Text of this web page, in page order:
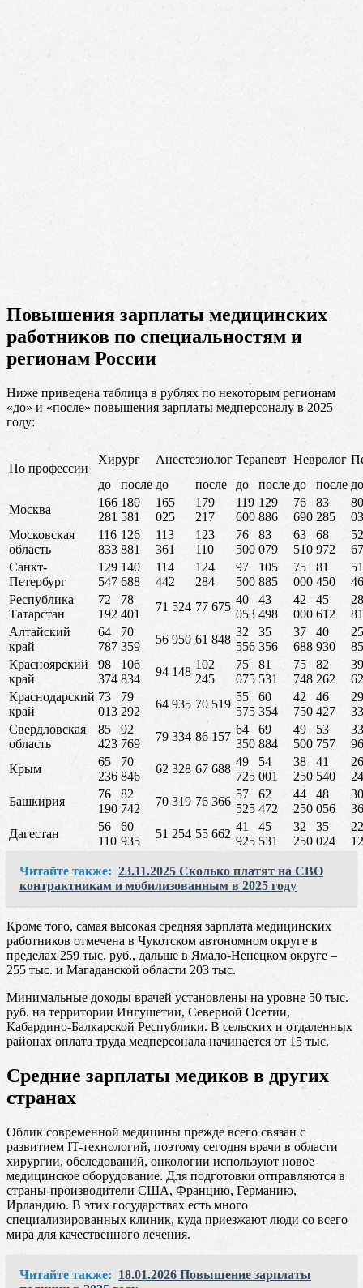
Повышения зарплаты медицинских
работников по специальностям и
регионам России
Ниже приведена таблица в рублях по некоторым регионам
«до» и «после» повышения зарплаты медперсоналу в 2025
году:
По профессии
Хирург Анестезиолог Терапевт Невролог
до
после до после до после до после до
Москва
166
281
180
581
165
025
179
217
119
600
129
886
76
690
83
285
80
Московская
область
116
833
126
881
113
361
123
110
76
500
83
079
63
510
68
972
52
Санкт-
Петербург
129
547
140
688
114
442
124
284
97
500
105
885
75
000
81
450
51
Республика
Татарстан
72
192
78
401
71 524 77 675
40
053
43
498
42
000
45
612
28
Алтайский
край
64
787
70
359
56 950 61 848
32
556
35
356
37
688
40
930
25
Красноярский
край
98
374
106
834
94 148
102
245
75
075
81
531
75
748
82
262
39
Краснодарский
край
73
013
79
292
64 935 70 519
55
575
60
354
42
750
46
427
29
Свердловская
область
85
423
92
769
79 334 86 157
64
350
69
884
49
500
53
757
33
Крым
65
236
70
846
62 328 67 688
49
725
54
001
38
250
41
540
26
Башкирия
76
190
82
742
70 319 76 366
57
525
62
472
44
250
48
056
30
Дагестан
56
110
60
935
51 254 55 662
41
925
45
531
32
250
35
024
22
Читайте также: 23.11.2025 Сколько платят на СВО
контрактникам и мобилизованным в 2025 году
Кроме того, самая высокая средняя зарплата медицинских
работников отмечена в Чукотском автономном округе в
пределах 259 тыс. руб., дальше в Ямало-Ненецком округе –
255 тыс. и Магаданской области 203 тыс.
Минимальные доходы врачей установлены на уровне 50 тыс.
руб. на территории Ингушетии, Северной Осетии,
Кабардино-Балкарской Республики. В сельских и отдаленных
районах оплата труда медперсонала начинается от 15 тыс.
Средние зарплаты медиков в других
странах
Облик современной медицины прежде всего связан с
развитием IT-технологий, поэтому сегодня врачи в области
хирургии, обследований, онкологии используют новое
медицинское оборудование. Для подготовки отправляются в
страны-производители США, Францию, Германию,
Ирландию. В этих государствах есть много
специализированных клиник, куда приезжают люди со всего
мира для качественного лечения.
Читайте также: 18.01.2026 Повышение зарплаты